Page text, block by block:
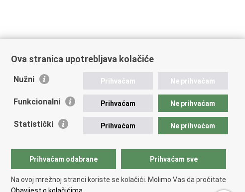
Ova stranica upotrebljava kolačiće
Nužni Prihvaćam Ne prihvaćam
Funkcionalni Prihvaćam Ne prihvaćam
Statistički Prihvaćam Ne prihvaćam
Prihvaćam odabrane Prihvaćam sve
Na ovoj mrežnoj stranci koriste se kolačići. Molimo Vas da pročitate